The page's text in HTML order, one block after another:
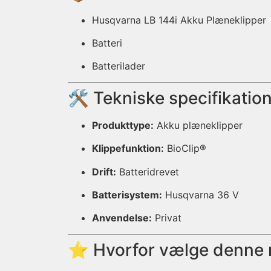
Husqvarna LB 144i Akku Plæneklipper
Batteri
Batterilader
🛠️ Tekniske
Produkttype: Akku plæneklipper
Klippefunktion: BioClip®
Drift: Batteridrevet
Batterisystem: Husqvarna 36 V
Anvendelse: Privat
⭐ Hvorfor vælge denne